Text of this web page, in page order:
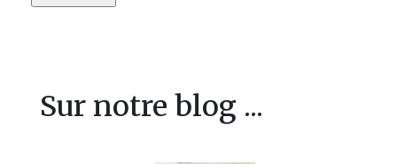
Sur notre blog ...